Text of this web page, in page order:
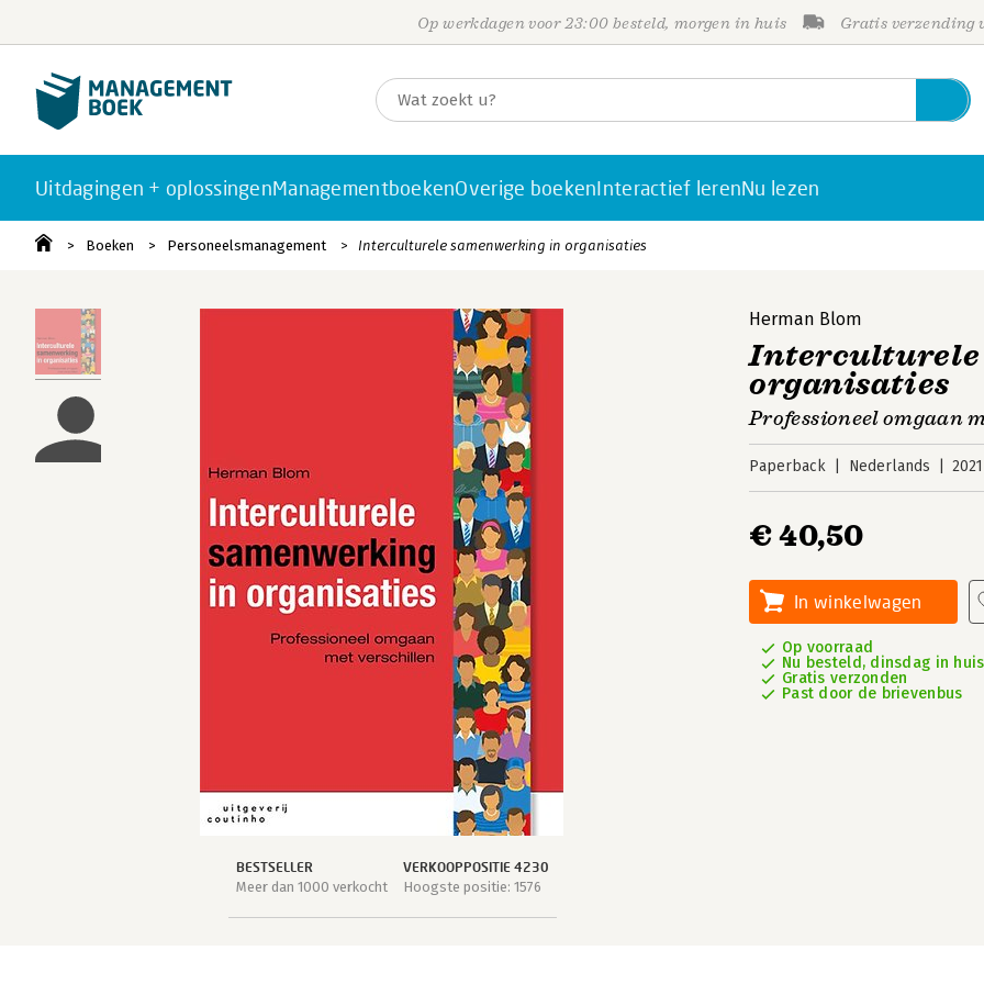
Op werkdagen voor 23:00 besteld, morgen in huis Gratis verzending
Uitdagingen + oplossingenManagementboekenOverige boekenInteractief lerenNu lezen
Boeken Personeelsmanagement Interculturele samenwerking in organisaties
BESTSELLER
Meer dan 1000 verkocht
VERKOOPPOSITIE 4230
Hoogste positie: 1576
Herman Blom
Interculturele
organisaties
Professioneel omgaan
Paperback Nederlands 2021
€ 40,50
In winkelwagen
Op voorraad
Nu besteld, dinsdag in huis
Gratis verzonden
Past door de brievenbus